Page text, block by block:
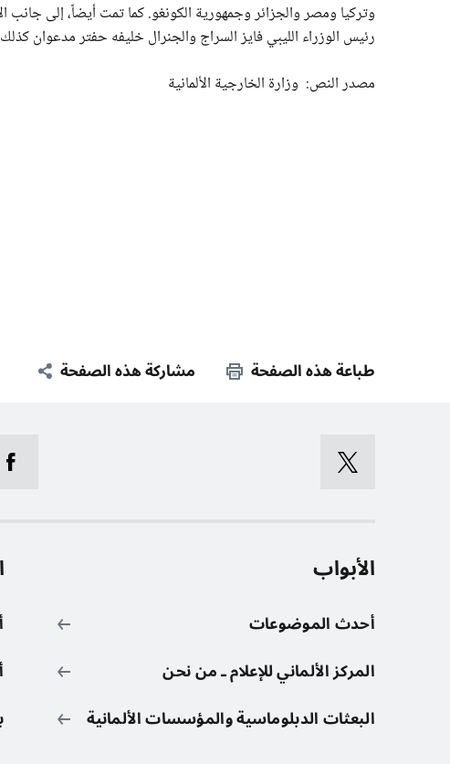
وتركيا ومصر والجزائر وجمهورية الكونغو. كما تمت أيضاً، إلى جانب
رئيس الوزراء الليبي فايز السراج والجنرال خليفه حفتر مدعوان
مصدر النص: وزارة الخارجية الألمانية
طباعة هذه الصفحة مشاركة هذه الصفحة
الأبواب
أحدث الموضوعات
المركز الألماني للإعلام ـ من نحن
البعثات الدبلوماسية والمؤسسات الألمانية